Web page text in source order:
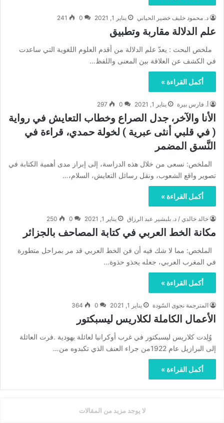
د. محمود خليف خضير الحياني يناير 1, 2021 0
241
علم الدلالة مقاربة وتطبيق
ملخص البحث : يعدّ علم الدلالة من أقدم العلوم اللغوية التي ساعدت
في الكشف عن العلاقة بين المعنى واللفظ…
أكمل القراءة »
أ. فارس بيرة يناير 1, 2021 0
297
الأنا والآخر، جدل الصراع وخطاب التعايش في رواية
( في قلبي أنثى عبرية ) لخولة حمدي، قراءة في
النَّسق المضمر
الملخص: نسعى من خلال هذه الدراسة، إلى إبراز مدى أهمية الكتابة في
تصوير واقع الشعوب، ونقل رسائل التعايش، السلام،…
أكمل القراءة »
خالد خالدي / د. بلبشير عبد الرزاق يناير 1, 2021 0
250
مكانة الخط العربي في كتابة المصاحف بالجزائر
الملخص: مما لا شك فيه أن فن الخط العربي قد مر بمراحل متطورة
في المغرب العربي، جعله يحذو حذوة…
أكمل القراءة »
المترجمة نجوى السّودة يناير 1, 2021 0
364
الأعمال الكاملة لكلاريس ليسبكتور
وُلِدت كلاريس ليسبكتور في غرب أوكرانيا لعائلة يهودية .فرت العائلة
إلى البرازيل عام 1922من جراء العنف الذي تكبدوه من…
أكمل القراءة »
لا يوجد مزيد من المقالات